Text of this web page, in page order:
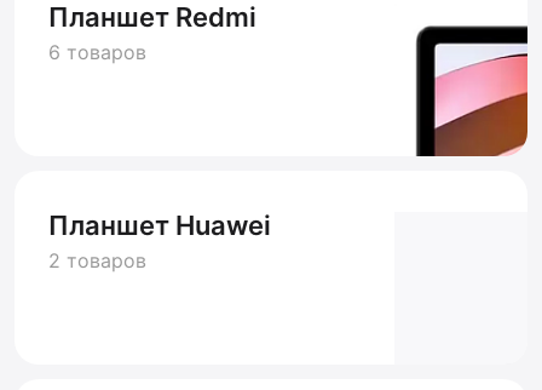
Планшет Redmi
6 товаров
Планшет Huawei
2 товаров